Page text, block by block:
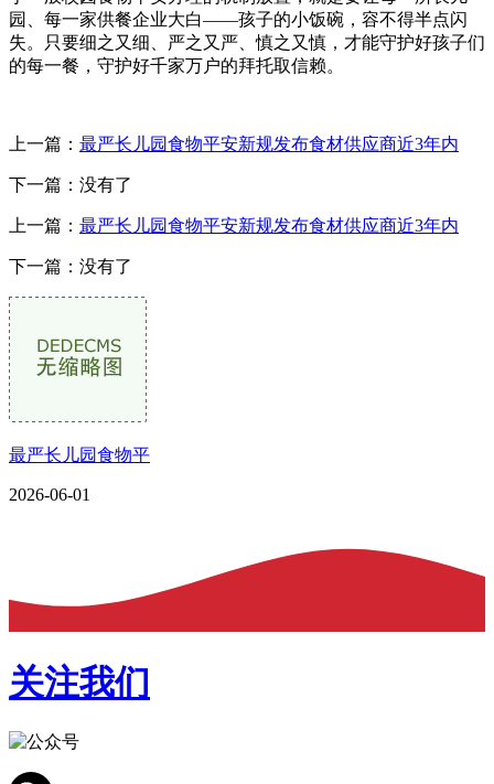
园、每一家供餐企业大白——孩子的小饭碗，容不得半点闪
失。只要细之又细、严之又严、慎之又慎，才能守护好孩子们
的每一餐，守护好千家万户的拜托取信赖。
上一篇： 最严长儿园食物平安新规发布食材供应商近3年内
下一篇：没有了
上一篇： 最严长儿园食物平安新规发布食材供应商近3年内
下一篇：没有了
最严长儿园食物平
2026-06-01
关注我们